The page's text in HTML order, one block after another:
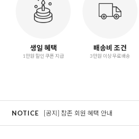
생일 혜택
1만원 할인 쿠폰 지급
배송비 조건
3만원 이상 무료배송
NOTICE [공지] 참존 회원 혜택 안내